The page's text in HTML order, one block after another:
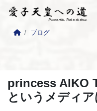
ブログ
princess AIKO
というメディ